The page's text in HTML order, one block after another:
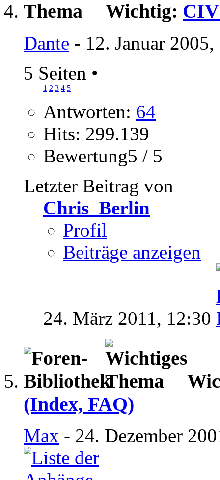
Wichtig:
Dante - 12. Januar
5 Seiten •
1 2 3 4 5
Antworten: 64
Hits: 299.139
Bewertung5 / 5
Letzter Beitrag von
Chris_Berlin
Profil
Beiträge anzeigen
24. März 2011, 12:30
(Index, FAQ)
Max - 24. Dezember